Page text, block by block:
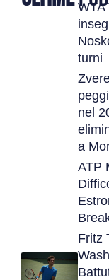
WTA
turni
nel
a
ATP
Fritz